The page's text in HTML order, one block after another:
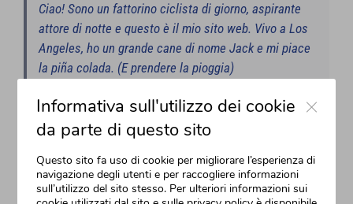
Ciao! Sono un fattorino ciclista di giorno, aspirante
attore di notte e questo è il mio sito web. Vivo a Los
Angeles, ho un grande cane di nome Jack e mi piace
la piña colada. (E prendere la pioggia)
…o qualcosa di simile:
Informativa sull'utilizzo dei cookie
da parte di questo sito
Questo sito fa uso di cookie per migliorare l’esperienza di
navigazione degli utenti e per raccogliere informazioni
sull’utilizzo del sito stesso. Per ulteriori informazioni sui